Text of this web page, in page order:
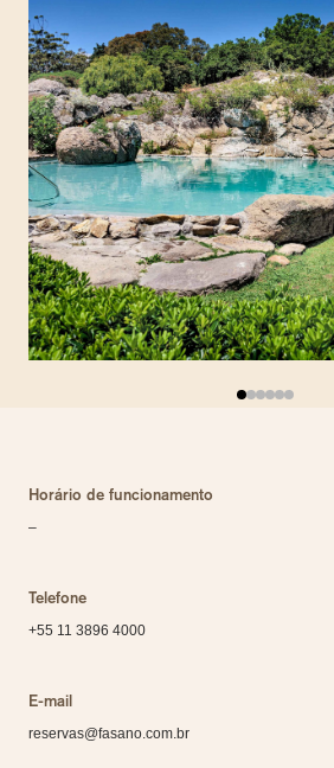
Horário de funcionamento
–
Telefone
+55 11 3896 4000
E-mail
reservas@fasano.com.br